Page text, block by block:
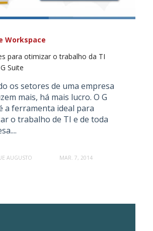
Workspace
para otimizar o trabalho da TI
Suite
os setores de uma empresa
mais, há mais lucro. O G
a ferramenta ideal para
o trabalho de TI e de toda
AUGUSTO MAR. 7, 2014